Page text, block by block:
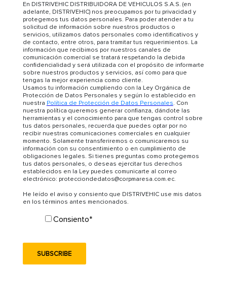
En DISTRIVEHIC DISTRIBUIDORA DE VEHICULOS S.A.S. (en
adelante, DISTRIVEHIC) nos preocupamos por tu privacidad y
protegemos tus datos personales. Para poder atender a tu
solicitud de información sobre nuestros productos o
servicios, utilizamos datos personales como identificativos y
de contacto, entre otros, para tramitar tus requerimientos. La
información que recibimos por nuestros canales de
comunicación comercial se tratará respetando la debida
confidencialidad y será utilizada con el propósito de informarte
sobre nuestros productos y servicios, así como para que
tengas la mejor experiencia como cliente.
Usamos tu información cumpliendo con la Ley Orgánica de
Protección de Datos Personales y según lo establecido en
nuestra Política de Protección de Datos Personales. Con
nuestra política queremos generar confianza, dándote las
herramientas y el conocimiento para que tengas control sobre
tus datos personales, recuerda que puedes optar por no
recibir nuestras comunicaciones comerciales en cualquier
momento. Solamente transferiremos o comunicaremos su
información con su consentimiento o en cumplimiento de
obligaciones legales. Si tienes preguntas como protegemos
tus datos personales, o deseas ejercitar tus derechos
establecidos en la Ley puedes comunicarte al correo
electrónico: protecciondedatos@corpmaresa.com.ec.
He leído el aviso y consiento que DISTRIVEHIC use mis datos
en los términos antes mencionados.
Consiento*